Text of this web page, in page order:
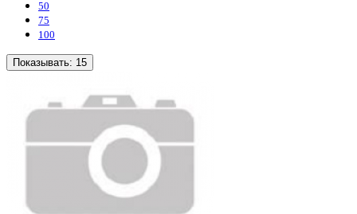
50
75
100
Показывать: 15